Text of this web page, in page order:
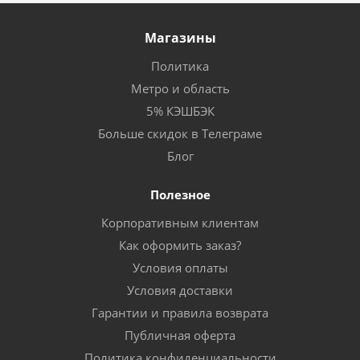
Магазины
Политика
Метро и область
5% КЭШБЭК
Больше скидок в Телеграме
Блог
Полезное
Корпоративным клиентам
Как оформить заказ?
Условия оплаты
Условия доставки
Гарантии и правила возврата
Публичная оферта